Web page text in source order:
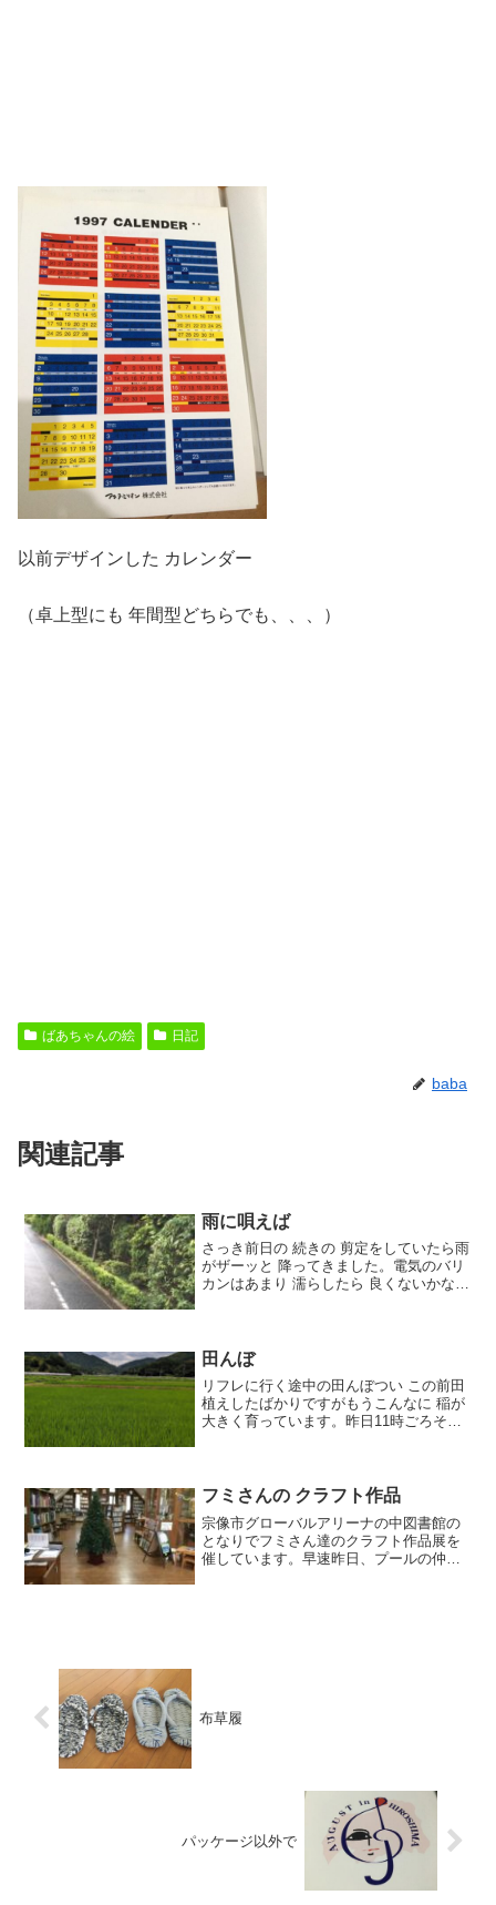
以前デザインした カレンダー
（卓上型にも 年間型どちらでも、、、）
ばあちゃんの絵 日記
baba
関連記事
雨に唄えば
さっき前日の 続きの 剪定をしていたら雨
がザーッと 降ってきました。電気のバリ
カンはあまり 濡らしたら 良くないかな
ーが浮かびます。...
田んぼ
リフレに行く途中の田んぼつい この前田
植えしたばかりですがもうこんなに 稲が
大きく育っています。昨日11時ごろその
ょっと近寄って...
フミさんの クラフト作品
宗像市グローバルアリーナの中図書館の
となりでフミさん達のクラフト作品展を
催しています。早速昨日、プールの仲間
布草履
パッケージ以外で